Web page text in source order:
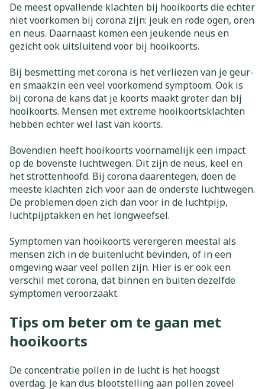
De meest opvallende klachten bij hooikoorts die echter
niet voorkomen bij corona zijn: jeuk en rode ogen, oren
en neus. Daarnaast komen een jeukende neus en
gezicht ook uitsluitend voor bij hooikoorts.
Bij besmetting met corona is het verliezen van je geur-
en smaakzin een veel voorkomend symptoom. Ook is
bij corona de kans dat je koorts maakt groter dan bij
hooikoorts. Mensen met extreme hooikoortsklachten
hebben echter wel last van koorts.
Bovendien heeft hooikoorts voornamelijk een impact
op de bovenste luchtwegen. Dit zijn de neus, keel en
het strottenhoofd. Bij corona daarentegen, doen de
meeste klachten zich voor aan de onderste luchtwegen.
De problemen doen zich dan voor in de luchtpijp,
luchtpijptakken en het longweefsel.
Symptomen van hooikoorts verergeren meestal als
mensen zich in de buitenlucht bevinden, of in een
omgeving waar veel pollen zijn. Hier is er ook een
verschil met corona, dat binnen en buiten dezelfde
symptomen veroorzaakt.
Tips om beter om te gaan met
hooikoorts
De concentratie pollen in de lucht is het hoogst
overdag. Je kan dus blootstelling aan pollen zoveel